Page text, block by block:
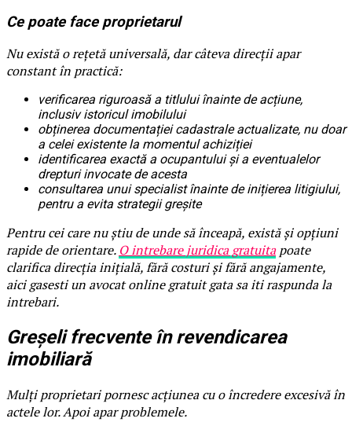
Ce poate face proprietarul
Nu există o rețetă universală, dar câteva direcții apar
constant în practică:
verificarea riguroasă a titlului înainte de acțiune,
inclusiv istoricul imobilului
obținerea documentației cadastrale actualizate, nu doar
a celei existente la momentul achiziției
identificarea exactă a ocupantului și a eventualelor
drepturi invocate de acesta
consultarea unui specialist înainte de inițierea litigiului,
pentru a evita strategii greșite
Pentru cei care nu știu de unde să înceapă, există și opțiuni
rapide de orientare. O intrebare juridica gratuitapoate
clarifica direcția inițială, fără costuri și fără angajamente,
aici gasesti un avocat online gratuit gata sa iti raspunda la
intrebari.
Greșeli frecvente în revendicarea
imobiliară
Mulți proprietari pornesc acțiunea cu o încredere excesivă în
actele lor. Apoi apar problemele.